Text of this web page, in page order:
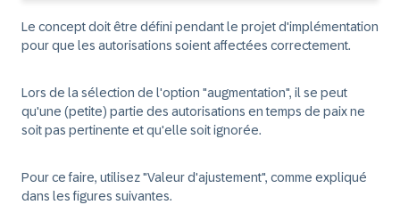
Le concept doit être défini pendant le projet d'implémentation
pour que les autorisations soient affectées correctement.
Lors de la sélection de l'option "augmentation", il se peut
qu'une (petite) partie des autorisations en temps de paix ne
soit pas pertinente et qu'elle soit ignorée.
Pour ce faire, utilisez "Valeur d'ajustement", comme expliqué
dans les figures suivantes.